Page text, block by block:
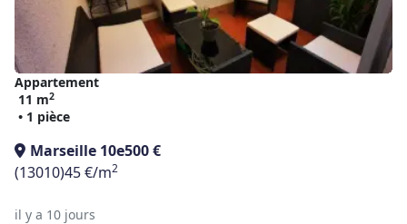
Appartement
11 m2
• 1 pièce
Marseille 10e500 €
(13010)45 €/m2
il y a 10 jours